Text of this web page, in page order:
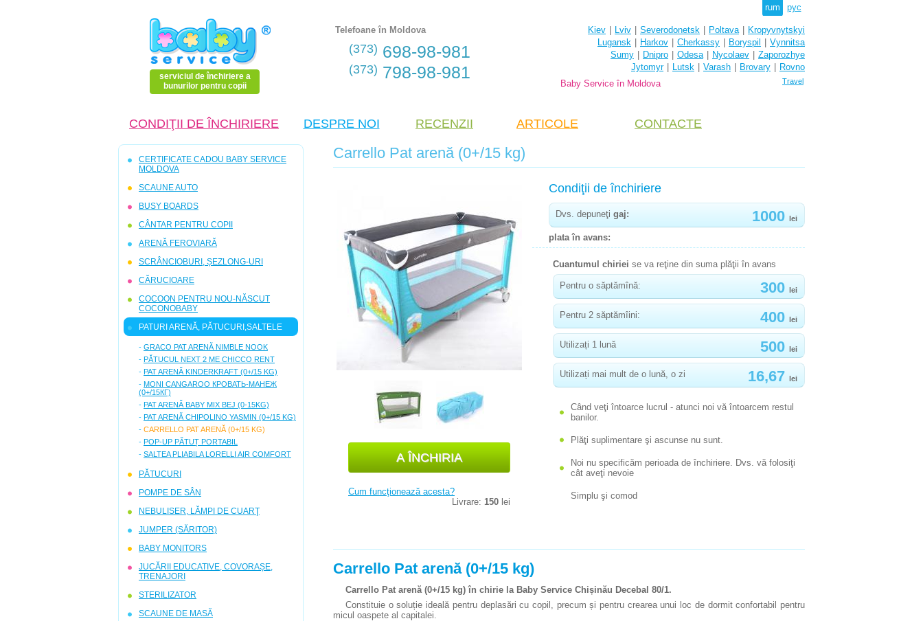
рус
rum
serviciul de închiriere a
bunurilor pentru copii
Telefoane în Moldova
(373) 698-98-981
(373) 798-98-981
Kiev Lviv Severodonetsk Poltava
Kropyvnytskyi
Lugansk
Harkov Cherkassy Boryspil
Vynnitsa
Sumy
Dnipro Odesa Nycolaev
Zaporozhye
Jytomyr
Lutsk Varash Brovary
Rovno
Baby Service în Moldova
Travel
CONDIŢII DE ÎNCHIRIERE DESPRE NOI RECENZII ARTICOLE CONTACTE
CERTIFICATE CADOU BABY SERVICE
MOLDOVA
SCAUNE AUTO
BUSY BOARDS
CÂNTAR PENTRU COPII
ARENĂ FEROVIARĂ
SCRÂNCIOBURI, ȘEZLONG-URI
CĂRUCIOARE
COCOON PENTRU NOU-NĂSCUT
COCONOBABY
PATURI ARENĂ, PĂTUCURI,SALTELE
- GRACO PAT ARENĂ NIMBLE NOOK
- PĂTUCUL NEXT 2 ME CHICCO RENT
- PAT ARENĂ KINDERKRAFT (0+/15 KG)
- MONI CANGAROO КРОВАТЬ-МАНЕЖ
(0+/15КГ)
- PAT ARENĂ BABY MIX BEJ (0-15KG)
- PAT ARENĂ CHIPOLINO YASMIN (0+/15 KG)
- CARRELLO PAT ARENĂ (0+/15 KG)
- POP-UP PĂTUȚ PORTABIL
- SALTEA PLIABILA LORELLI AIR COMFORT
PĂTUCURI
POMPE DE SÂN
NEBULISER, LĂMPI DE CUARŢ
JUMPER (SĂRITOR)
BABY MONITORS
JUCĂRII EDUCATIVE, COVORAȘE,
TRENAJORI
STERILIZATOR
SCAUNE DE MASĂ
Carrello Pat arenă (0+/15 kg)
Cum funcţionează acesta?
Livrare: 150 lei
Condiţii de închiriere
Dvs. depuneţi gaj: 1000 lei
plata în avans:
Cuantumul chiriei se va reţine din suma plăţii în avans
Pentru o săptămînă: 300 lei
Pentru 2 săptămîini: 400 lei
Utilizați 1 lună 500 lei
Utilizați mai mult de o lună, o zi 16,67 lei
Când veţi întoarce lucrul - atunci noi vă întoarcem restul
banilor.
Plăţi suplimentare şi ascunse nu sunt.
Noi nu specificăm perioada de închiriere. Dvs. vă folosiţi
cât aveţi nevoie
Simplu şi comod
Carrello Pat arenă (0+/15 kg)
Carrello Pat arenă (0+/15 kg) în chirie la Baby Service Chișinău Decebal 80/1.
Constituie o soluție ideală pentru deplasări cu copil, precum și pentru crearea unui loc de dormit confortabil pentru
micul oaspete al capitalei.